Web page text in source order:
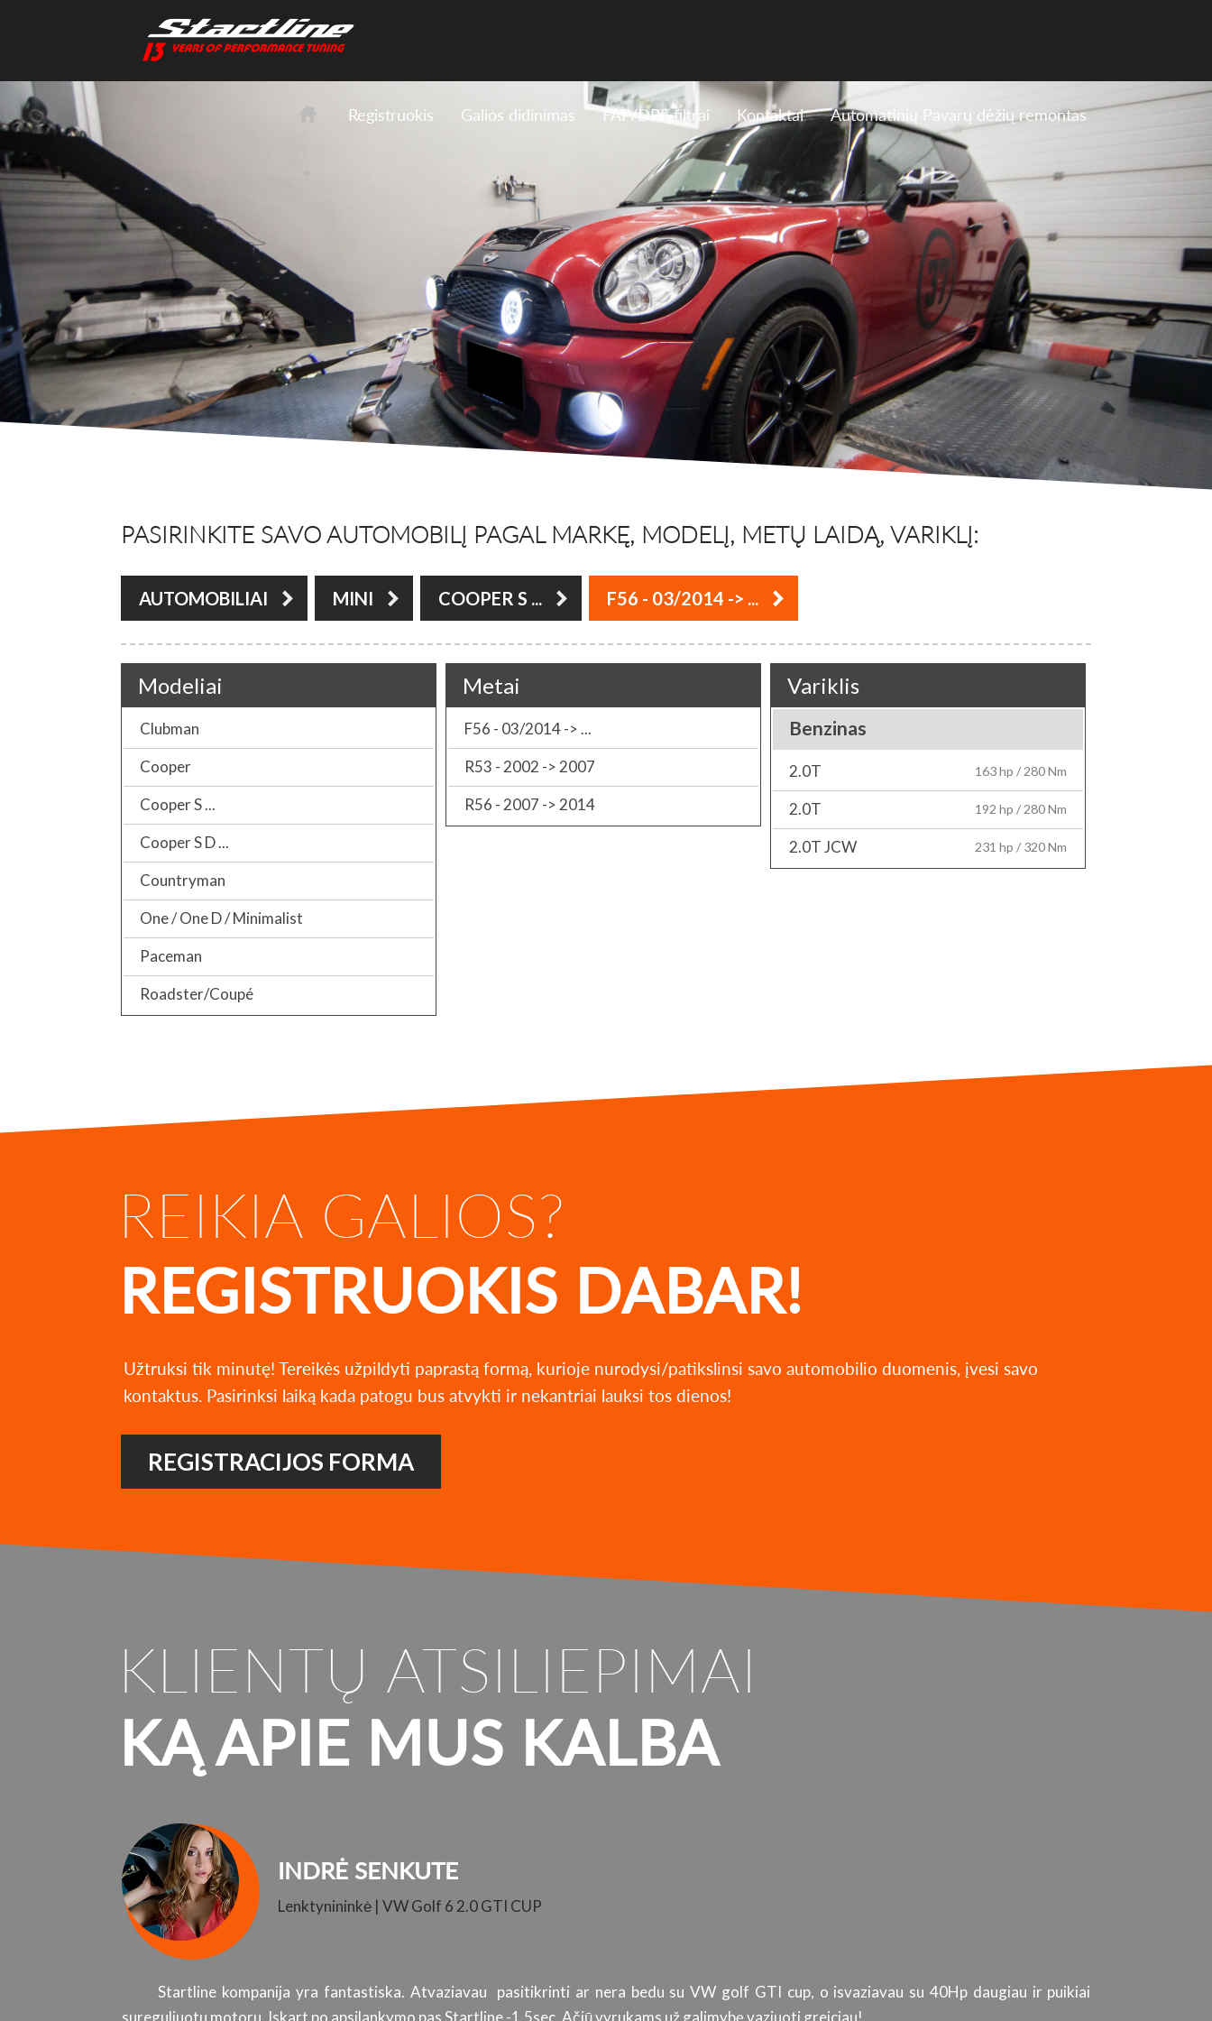
Registruokis Galios didinimas FAP/DPF filtrai Kontaktai Automatinių Pavarų dėžių remontas
PASIRINKITE SAVO AUTOMOBILĮ PAGAL MARKĘ, MODELĮ, METŲ LAIDĄ, VARIKLĮ:
AUTOMOBILIAI MINI COOPER S ... F56 - 03/2014 -> ...
Modeliai
Clubman
Cooper
Cooper S ...
Cooper S D ...
Countryman
One / One D / Minimalist
Paceman
Roadster/Coupé
Metai
F56 - 03/2014 -> ...
R53 - 2002 -> 2007
R56 - 2007 -> 2014
Variklis
Benzinas
2.0T 163 hp / 280 Nm
2.0T 192 hp / 280 Nm
2.0T JCW 231 hp / 320 Nm
REIKIA GALIOS?
REGISTRUOKIS DABAR!
Užtruksi tik minutę! Tereikės užpildyti paprastą formą, kurioje nurodysi/patikslinsi savo automobilio duomenis, įvesi savo
kontaktus. Pasirinksi laiką kada patogu bus atvykti ir nekantriai lauksi tos dienos!
REGISTRACIJOS FORMA
KLIENTŲ ATSILIEPIMAI
KĄ APIE MUS KALBA
INDRĖ SENKUTE
Lenktynininkė | VW Golf 6 2.0 GTI CUP
Startline kompanija yra fantastiska. Atvaziavau pasitikrinti ar nera bedu su VW golf GTI cup, o isvaziavau su 40Hp daugiau ir puikiai
sureguliuotu motoru. Iskart po apsilankymo pas Startline -1,5sec. Ačiū vyrukams už galimybę vaziuoti greiciau!.